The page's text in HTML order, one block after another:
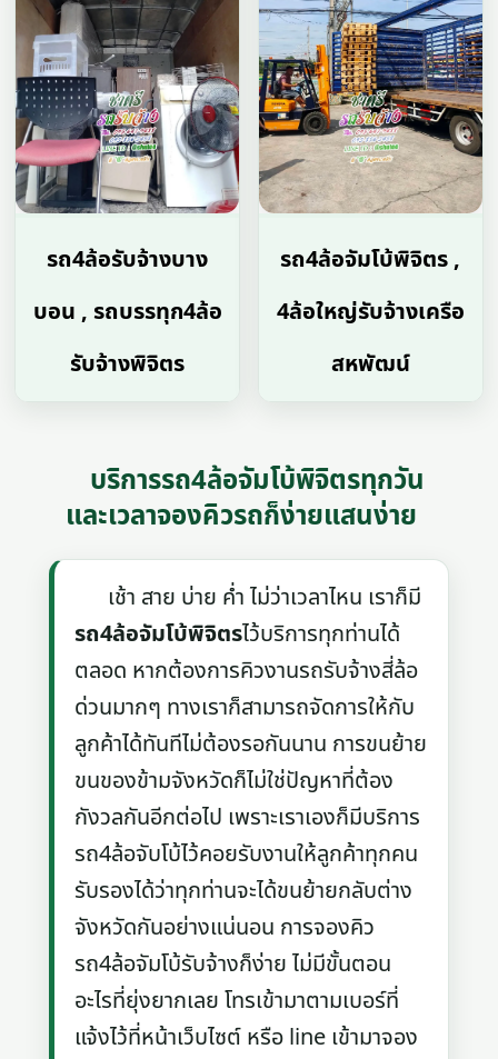
รถ4ล้อรับจ้างบาง
บอน , รถบรรทุก4ล้อ
รับจ้างพิจิตร
รถ4ล้อจัมโบ้พิจิตร ,
4ล้อใหญ่รับจ้างเครือ
สหพัฒน์
บริการรถ4ล้อจัมโบ้พิจิตรทุกวัน
และเวลาจองคิวรถก็ง่ายแสนง่าย
เช้า สาย บ่าย ค่ำ ไม่ว่าเวลาไหน เราก็มี
รถ4ล้อจัมโบ้พิจิตรไว้บริการทุกท่านได้
ตลอด หากต้องการคิวงานรถรับจ้างสี่ล้อ
ด่วนมากๆ ทางเราก็สามารถจัดการให้กับ
ลูกค้าได้ทันทีไม่ต้องรอกันนาน การขนย้าย
ขนของข้ามจังหวัดก็ไม่ใช่ปัญหาที่ต้อง
กังวลกันอีกต่อไป เพราะเราเองก็มีบริการ
รถ4ล้อจับโบ้ไว้คอยรับงานให้ลูกค้าทุกคน
รับรองได้ว่าทุกท่านจะได้ขนย้ายกลับต่าง
จังหวัดกันอย่างแน่นอน การจองคิว
รถ4ล้อจัมโบ้รับจ้างก็ง่าย ไม่มีขั้นตอน
อะไรที่ยุ่งยากเลย โทรเข้ามาตามเบอร์ที่
แจ้งไว้ที่หน้าเว็บไซต์ หรือ line เข้ามาจอง